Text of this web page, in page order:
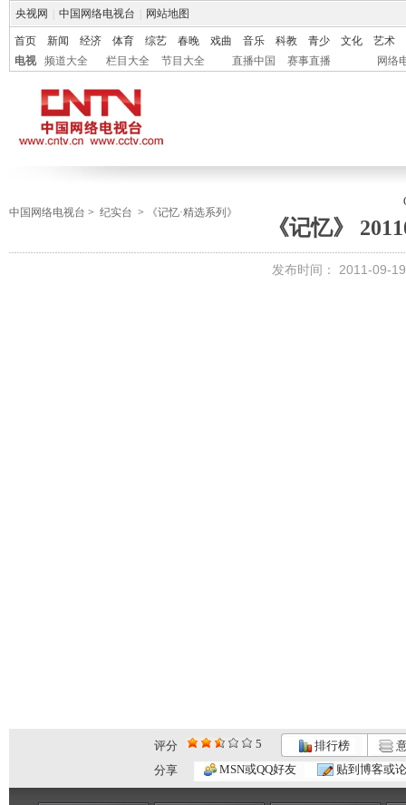
央视网 中国网络电视台 网站地图
首页 新闻 经济 体育 综艺 春晚 戏曲 音乐 科教 青少 文化
艺术
电视
频道大全 栏目大全 节目大全 直播中国 赛事直播 网络
中国网络电视台 > 纪实台 > 《记忆·精选系列》
《记忆》
发布时间： 2011-09-
评分 5 排行榜
分享
MSN或QQ好友 贴到博客或